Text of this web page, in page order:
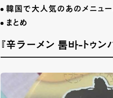
韓国で大人気のあのメニューが
まとめ
『辛ラーメン 툼바-トゥン